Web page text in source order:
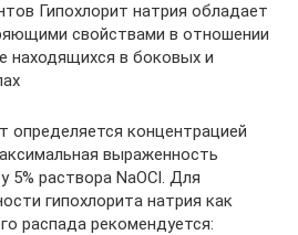
Гипохлорит натрия обладает
свойствами в отношении
находящихся в боковых и
концентрацией
выраженность
5% раствора NaОCl. Для
гипохлорита натрия как
распада рекомендуется: